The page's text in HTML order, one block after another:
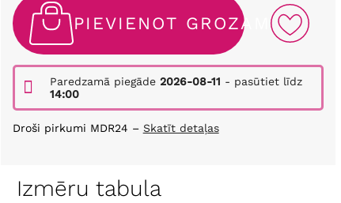
PIEVIENOT GROZAM
Paredzamā piegāde 2026-08-11 - pasūtiet līdz
14:00
Droši pirkumi MDR24 – Skatīt detaļas
Izmēru tabula